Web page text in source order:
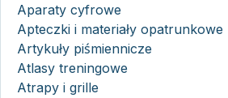
Aparaty cyfrowe
Apteczki i materiały opatrunkowe
Artykuły piśmiennicze
Atlasy treningowe
Atrapy i grille